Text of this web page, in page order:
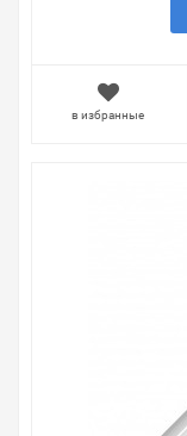
в избранные